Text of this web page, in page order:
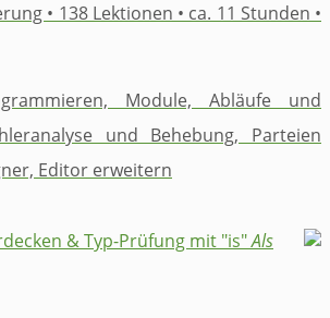
• 138 Lektionen • ca. 11 Stunden •
Module, Abläufe und
und Behebung, Parteien
Editor erweitern
& Typ-Prüfung mit "is"Als